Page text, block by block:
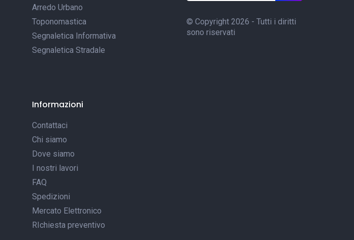
Arredo Urbano
Toponomastica
Segnaletica Informativa
Segnaletica Stradale
Informazioni
Contattaci
Chi siamo
Dove siamo
I nostri lavori
FAQ
Spedizioni
Mercato Elettronico
RIchiesta preventivo
© Copyright 2026 - Tutti i diritti
sono riservati